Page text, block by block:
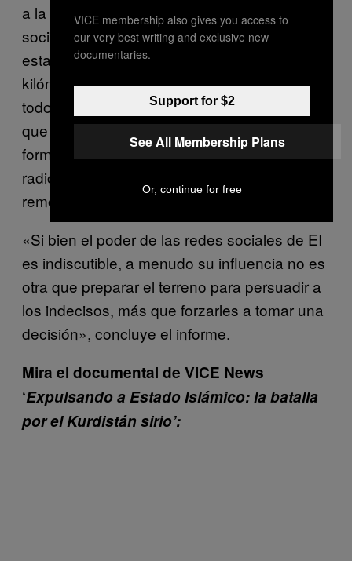
a la importancia que juegan las redes
sociales a la hora de reclutar a
estadounidenses que viven a miles de
kilómetros de la zona de conflicto. Pese a
todo, los especialistas del grupo consideran
que es posible combatir con garantías la
formidable capacidad de internet para
radicalizar a individuos que ni siquiera están
remotamente cerca de la zona de influencia.
«Si bien el poder de las redes sociales de EI
es indiscutible, a menudo su influencia no es
otra que preparar el terreno para persuadir a
los indecisos, más que forzarles a tomar una
decisión», concluye el informe.
Mira el documental de VICE News
‘Expulsando a Estado Islámico: la batalla
por el Kurdistán sirio’:
VICE membership also gives you access to
our very best writing and exclusive new
documentaries.
Support for $2
See All Membership Plans
Or, continue for free